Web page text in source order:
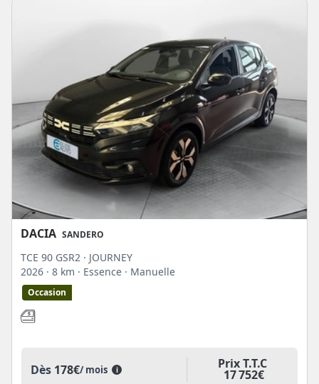
DACIA SANDERO
TCE 90 GSR2 · JOURNEY
2026 · 8 km · Essence · Manuelle
Occasion
Dès 178€/ mois i Prix T.T.C
17 752€